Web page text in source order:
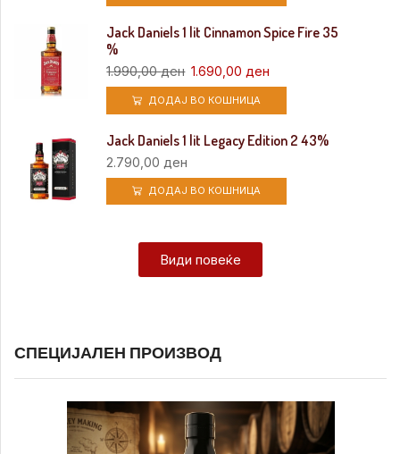
Jack Daniels 1 lit Cinnamon Spice Fire 35
%
1.990,00ден 1.690,00 ден
ДОДАЈ ВО КОШНИЦА
Jack Daniels 1 lit Legacy Edition 2 43%
2.790,00 ден
ДОДАЈ ВО КОШНИЦА
Види повеќе
СПЕЦИЈАЛЕН ПРОИЗВОД